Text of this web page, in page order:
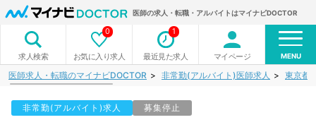
医師の求人・転職・アルバイトはマイナビDOCTOR
求人検索 お気に入り求人
0
最近見た求人
1
マイページ MENU
医師求人・転職のマイナビDOCTOR 非常勤(アルバイト)医師求人 東京都
非常勤(アルバイト)求人 募集停止